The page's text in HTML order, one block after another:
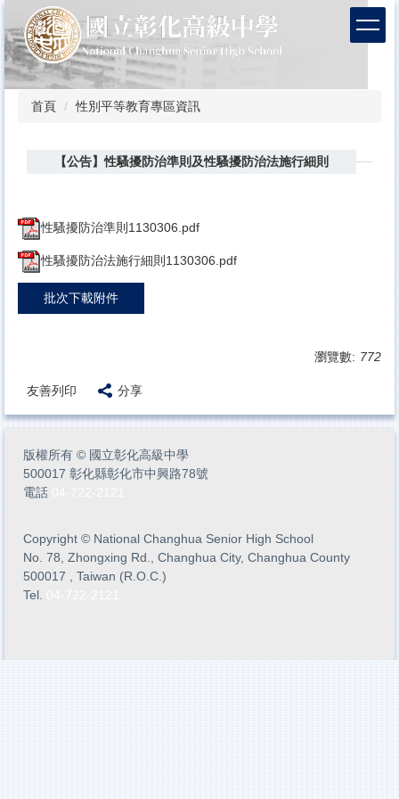
到
主
要
內
首頁 性別平等教育專區資訊
【公告】性騷擾防治準則及性騷擾防治法施行細則
性騷擾防治準則1130306.pdf
性騷擾防治法施行細則1130306.pdf
批次下載附件
瀏覽數: 772
友善列印 分享
版權所有 © 國立彰化高級中學
500017 彰化縣彰化市中興路78號
電話
Copyright © National Changhua Senior High School
No. 78, Zhongxing Rd., Changhua City, Changhua County
500017 , Taiwan (R.O.C.)
Tel.